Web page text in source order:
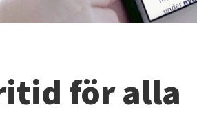
för alla